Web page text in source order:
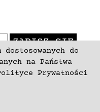
do
na Państwa
Prywatności
ZAPISZ SIĘ